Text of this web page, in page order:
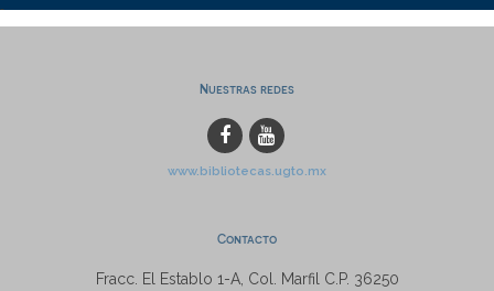
Nuestras redes
www.bibliotecas.ugto.mx
Contacto
Fracc. El Establo 1-A, Col. Marfil C.P. 36250